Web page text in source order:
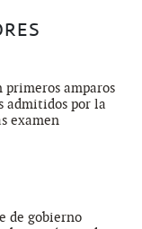
primeros amparos
admitidos por la
examen
de gobierno